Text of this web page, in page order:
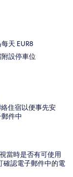
天 EUR8
設停車位
住宿以便事先安
件中
當時是否有可使用
確認電子郵件中的電